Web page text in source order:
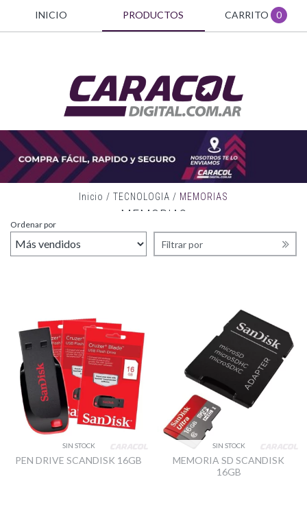
INICIO PRODUCTOS CARRITO 0
Inicio / TECNOLOGIA / MEMORIAS
MEMORIAS
Ordenar por
Filtrar por
SIN STOCK
PEN DRIVE SCANDISK 16GB
SIN STOCK
MEMORIA SD SCANDISK
16GB